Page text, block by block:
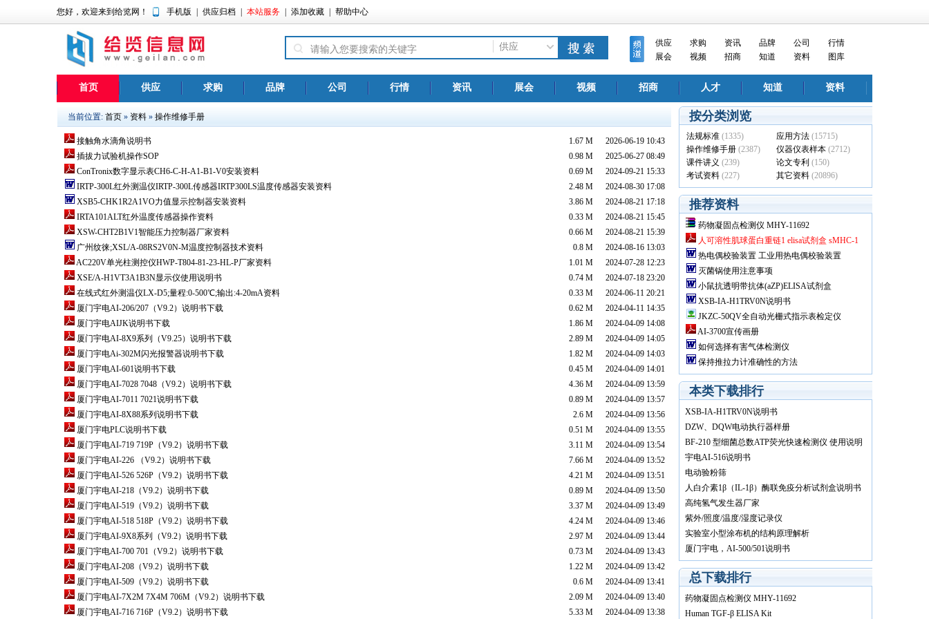
您好，欢迎来到给览网！ 手机版 供应归档 本站服务 添加收藏 帮助中心
供应 供应 求购 资讯 品牌 公司
行情
展会
视频 招商 知道 资料 图库
首页 供应 求购 品牌 公司 行情 资讯 展会 视频 招商 人才 知道 资料
当前位置: 首页 » 资料 » 操作维修手册
1.67 M 2026-06-19 10:43
接触角水滴角说明书
0.98 M 2025-06-27 08:49
插拔力试验机操作SOP
0.69 M 2024-09-21 15:33
ConTronix数字显示表CH6-C-H-A1-B1-V0安装资料
2.48 M 2024-08-30 17:08
IRTP-300L红外测温仪IRTP-300L传感器IRTP300LS温度传感器安装资料
3.86 M 2024-08-21 17:18
XSB5-CHK1R2A1VO力值显示控制器安装资料
0.33 M 2024-08-21 15:45
IRTA101ALT红外温度传感器操作资料
0.66 M 2024-08-21 15:39
XSW-CHT2B1V1智能压力控制器厂家资料
0.8 M 2024-08-16 13:03
广州纹徕;XSL/A-08RS2V0N-M温度控制器技术资料
1.01 M 2024-07-28 12:23
AC220V单光柱测控仪HWP-T804-81-23-HL-P厂家资料
0.74 M 2024-07-18 23:20
XSE/A-H1VT3A1B3N显示仪使用说明书
0.33 M 2024-06-11 20:21
在线式红外测温仪LX-D5;量程:0-500℃;输出:4-20mA资料
0.62 M 2024-04-11 14:35
厦门宇电AI-206/207（V9.2）说明书下载
1.86 M 2024-04-09 14:08
厦门宇电AIJK说明书下载
2.89 M 2024-04-09 14:05
厦门宇电AI-8X9系列（V9.25）说明书下载
1.82 M 2024-04-09 14:03
厦门宇电Ai-302M闪光报警器说明书下载
0.45 M 2024-04-09 14:01
厦门宇电AI-601说明书下载
4.36 M 2024-04-09 13:59
厦门宇电AI-7028 7048（V9.2）说明书下载
0.89 M 2024-04-09 13:57
厦门宇电AI-7011 7021说明书下载
2.6 M 2024-04-09 13:56
厦门宇电AI-8X88系列说明书下载
0.51 M 2024-04-09 13:55
厦门宇电PLC说明书下载
3.11 M 2024-04-09 13:54
厦门宇电AI-719 719P（V9.2）说明书下载
7.66 M 2024-04-09 13:52
厦门宇电AI-226 （V9.2）说明书下载
4.21 M 2024-04-09 13:51
厦门宇电AI-526 526P（V9.2）说明书下载
0.89 M 2024-04-09 13:50
厦门宇电AI-218（V9.2）说明书下载
3.37 M 2024-04-09 13:49
厦门宇电AI-519（V9.2）说明书下载
4.24 M 2024-04-09 13:46
厦门宇电AI-518 518P（V9.2）说明书下载
2.97 M 2024-04-09 13:44
厦门宇电AI-9X8系列（V9.2）说明书下载
0.73 M 2024-04-09 13:43
厦门宇电AI-700 701（V9.2）说明书下载
1.22 M 2024-04-09 13:42
厦门宇电AI-208（V9.2）说明书下载
0.6 M 2024-04-09 13:41
厦门宇电AI-509（V9.2）说明书下载
2.09 M 2024-04-09 13:40
厦门宇电AI-7X2M 7X4M 706M（V9.2）说明书下载
5.33 M 2024-04-09 13:38
厦门宇电AI-716 716P（V9.2）说明书下载
按分类浏览
法规标准 (1335) 应用方法 (15715)
操作维修手册 (2387) 仪器仪表样本 (2712)
课件讲义 (239) 论文专利 (150)
考试资料 (227) 其它资料 (20896)
推荐资料
药物凝固点检测仪 MHY-11692
人可溶性肌球蛋白重链1 elisa试剂盒 sMHC-1
热电偶校验装置 工业用热电偶校验装置
SN/WJT-2A
灭菌锅使用注意事项
小鼠抗透明带抗体(aZP)ELISA试剂盒
XSB-IA-H1TRV0N说明书
JKZC-50QV全自动光栅式指示表检定仪
AI-3700宣传画册
如何选择有害气体检测仪
保持推拉力计准确性的方法
本类下载排行
XSB-IA-H1TRV0N说明书
DZW、DQW电动执行器样册
BF-210 型细菌总数ATP荧光快速检测仪 使用说明
书
宇电AI-516说明书
电动验粉筛
人白介素1β（IL-1β）酶联免疫分析试剂盒说明书
高纯氢气发生器厂家
紫外/照度/温度/湿度记录仪
实验室小型涂布机的结构原理解析
厦门宇电，AI-500/501说明书
总下载排行
药物凝固点检测仪 MHY-11692
Human TGF-β ELISA Kit